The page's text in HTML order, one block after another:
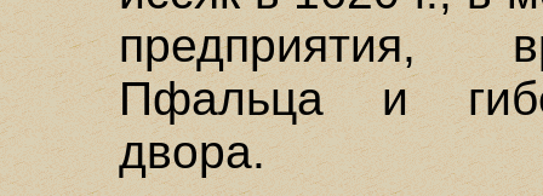
предприятия,
Пфальца и
двора.